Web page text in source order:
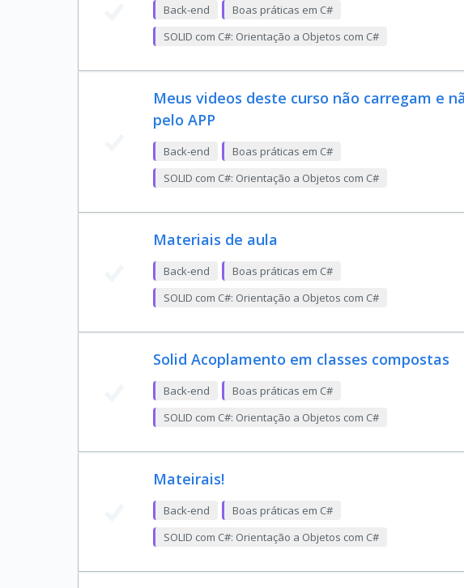
Back-end
Boas práticas em C#
SOLID com C#: Orientação a Objetos com C#
Meus videos deste curso não carregam e
pelo APP
Back-end
Boas práticas em C#
SOLID com C#: Orientação a Objetos com C#
Materiais de aula
Back-end
Boas práticas em C#
SOLID com C#: Orientação a Objetos com C#
Solid Acoplamento em classes compostas
Back-end
Boas práticas em C#
SOLID com C#: Orientação a Objetos com C#
Mateirais!
Back-end
Boas práticas em C#
SOLID com C#: Orientação a Objetos com C#